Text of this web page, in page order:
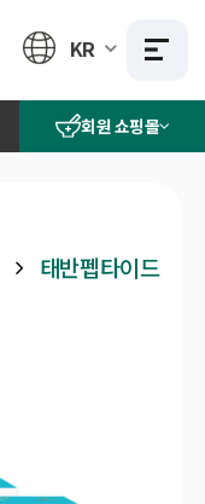
회원 쇼핑몰
KR
태반펩타이드